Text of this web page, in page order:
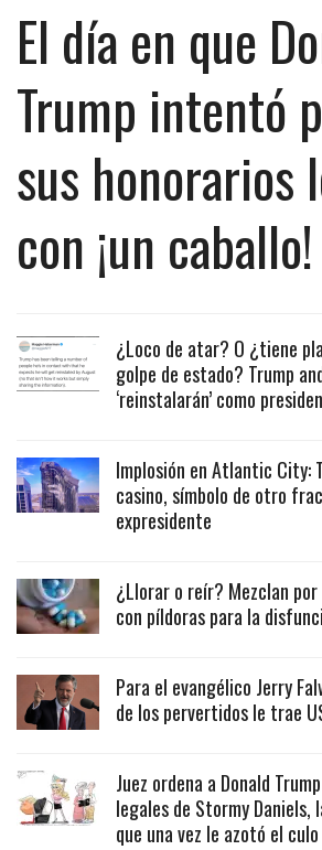
El día en que
Trump intentó
sus honorarios
con ¡un caballo!
¿Loco de atar? O ¿tiene
golpe de estado? Trump
‘reinstalarán’ como
Implosión en Atlantic City:
casino, símbolo de otro
expresidente
¿Llorar o reír? Mezclan
con píldoras para la
Para el evangélico Jerry
de los pervertidos le trae
Juez ordena a Donald
legales de Stormy Daniels,
que una vez le azotó el